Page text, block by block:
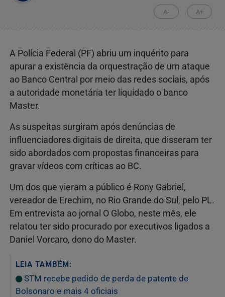
A- A+
A Polícia Federal (PF) abriu um inquérito para
apurar a existência da orquestração de um ataque
ao Banco Central por meio das redes sociais, após
a autoridade monetária ter liquidado o banco
Master.
As suspeitas surgiram após denúncias de
influenciadores digitais de direita, que disseram ter
sido abordados com propostas financeiras para
gravar vídeos com críticas ao BC.
Um dos que vieram a público é Rony Gabriel,
vereador de Erechim, no Rio Grande do Sul, pelo PL.
Em entrevista ao jornal O Globo, neste mês, ele
relatou ter sido procurado por executivos ligados a
Daniel Vorcaro, dono do Master.
LEIA TAMBÉM:
STM recebe pedido de perda de patente de
Bolsonaro e mais 4 oficiais